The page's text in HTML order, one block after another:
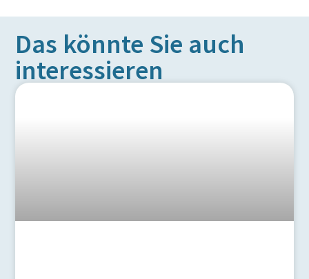
Das könnte Sie auch
interessieren